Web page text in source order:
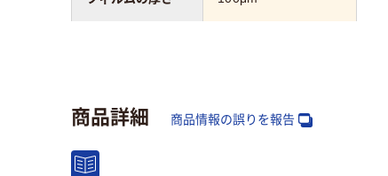
商品詳細 商品情報の誤りを報告